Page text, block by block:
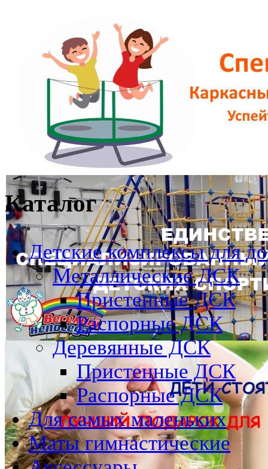
Каталог
Детские комплексы для
Металлические ДСК
Пристенные ДСК
Распорные ДСК
Деревянные ДСК
Пристенные ДСК
Распорные ДСК
Для самых маленьких
Маты гимнастические